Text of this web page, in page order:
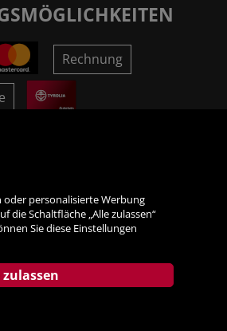
Rechnung
oder personalisierte Werbung
die Schaltfläche „Alle zulassen“
Sie diese Einstellungen